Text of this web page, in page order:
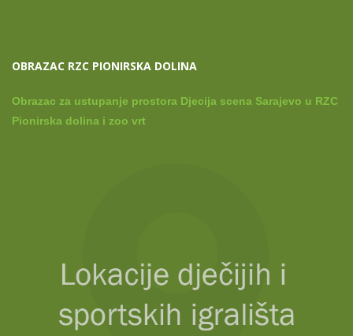
OBRAZAC RZC PIONIRSKA DOLINA
Obrazac za ustupanje prostora Djecija scena Sarajevo u RZC
Pionirska dolina i zoo vrt